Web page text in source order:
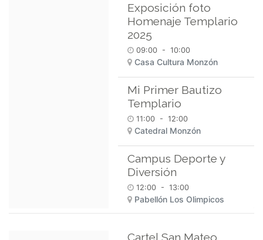
Exposición foto
Homenaje Templario
2025
09:00 - 10:00
Casa Cultura Monzón
Mi Primer Bautizo
Templario
11:00 - 12:00
Catedral Monzón
Campus Deporte y
Diversión
12:00 - 13:00
Pabellón Los Olimpicos
Cartel San Mateo